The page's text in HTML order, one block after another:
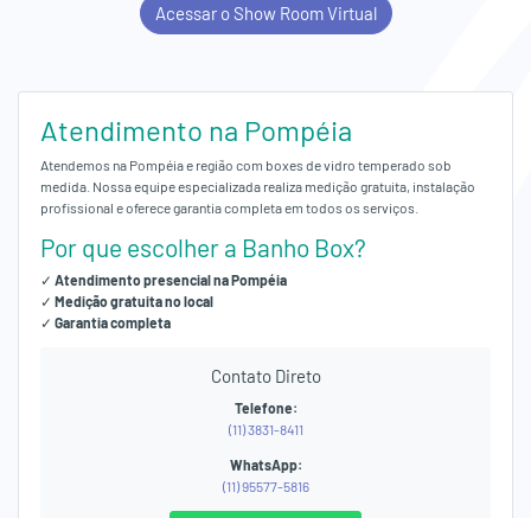
Acessar o Show Room Virtual
Atendimento na Pompéia
Atendemos na Pompéia e região com boxes de vidro temperado sob
medida. Nossa equipe especializada realiza medição gratuita, instalação
profissional e oferece garantia completa em todos os serviços.
Por que escolher a Banho Box?
✓ Atendimento presencial na Pompéia
✓ Medição gratuita no local
✓ Garantia completa
Contato Direto
Telefone:
(11) 3831-8411
WhatsApp:
(11) 95577-5816